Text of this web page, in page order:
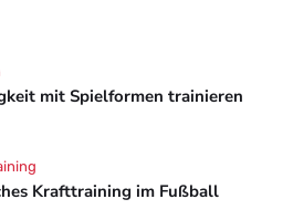
mit Spielformen trainieren
Krafttraining im Fußball